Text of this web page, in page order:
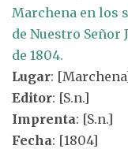
Marchena en los
de Nuestro Señor
de 1804.
Lugar:
Editor: [S.n.]
Imprenta: [S.n.]
Fecha: [1804]